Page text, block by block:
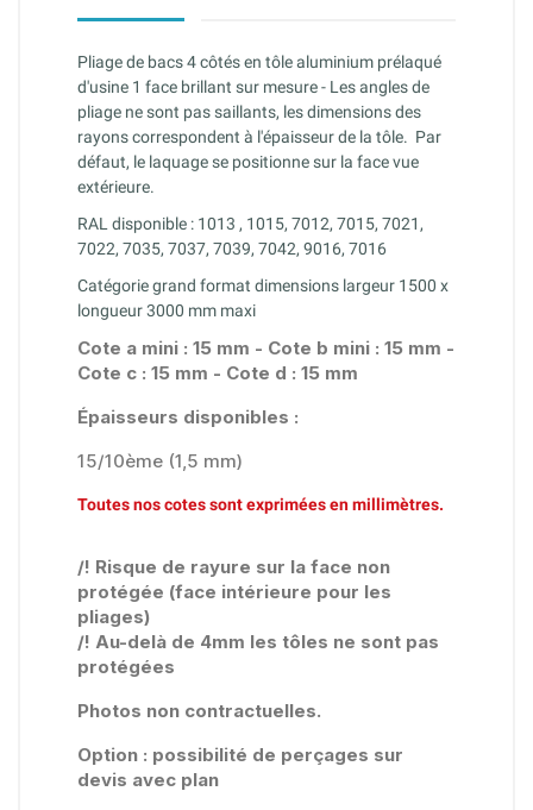
Pliage de bacs 4 côtés en tôle aluminium prélaqué
d'usine 1 face brillant sur mesure - Les angles de
pliage ne sont pas saillants, les dimensions des
rayons correspondent à l'épaisseur de la tôle. Par
défaut, le laquage se positionne sur la face vue
extérieure.
RAL disponible : 1013 , 1015, 7012, 7015, 7021,
7022, 7035, 7037, 7039, 7042, 9016, 7016
Catégorie grand format dimensions largeur 1500 x
longueur 3000 mm maxi
Cote a mini : 15 mm - Cote b mini : 15 mm -
Cote c : 15 mm - Cote d : 15 mm
Épaisseurs disponibles :
15/10ème (1,5 mm)
Toutes nos cotes sont exprimées en millimètres.
/! Risque de rayure sur la face non
protégée (face intérieure pour les
pliages)
/! Au-delà de 4mm les tôles ne sont pas
protégées
Photos non contractuelles.
Option : possibilité de perçages sur
devis avec plan